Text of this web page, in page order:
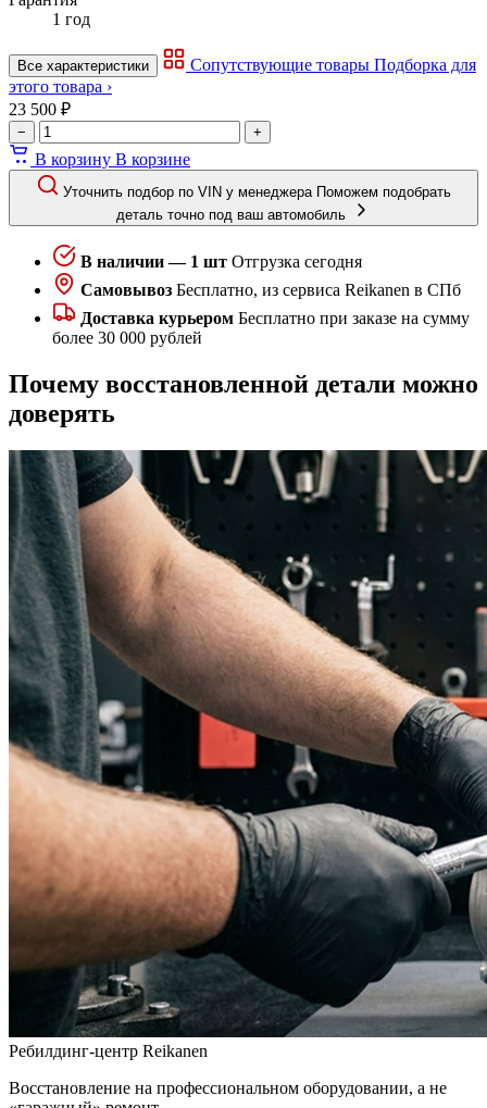
1 год
Все характеристики Сопутствующие товары Подборка для
этого товара ›
23 500 ₽
− +
В корзину В корзине
Уточнить подбор по VIN у менеджера Поможем подобрать
деталь точно под ваш автомобиль
В наличии — 1 шт Отгрузка сегодня
Самовывоз Бесплатно, из сервиса Reikanen в СПб
Доставка курьером Бесплатно при заказе на сумму
более 30 000 рублей
Почему восстановленной детали можно
доверять
Ребилдинг-центр Reikanen
Восстановление на профессиональном оборудовании, а не